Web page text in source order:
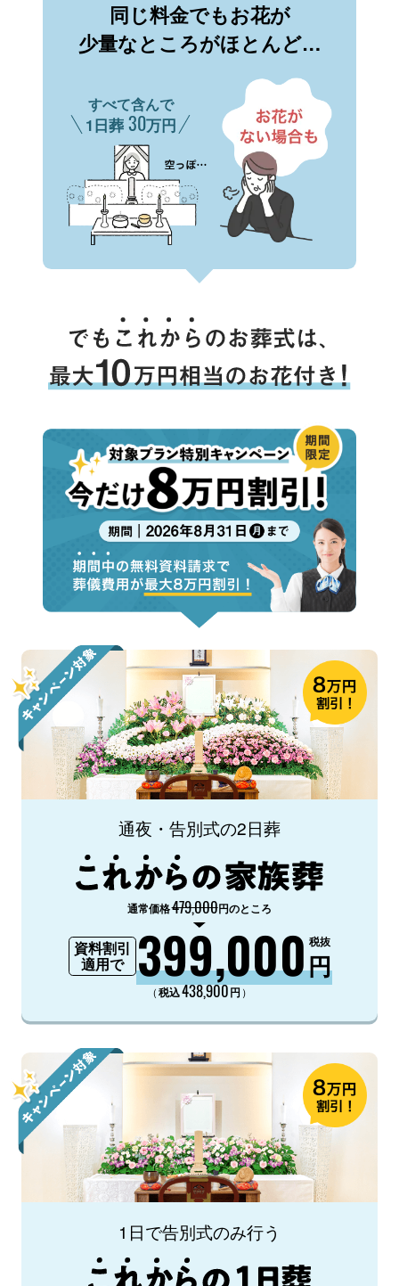
同じ料金でもお花が
少量なところがほとんど…
すべて含んで
1日葬 30万円
通夜・告別式の2日葬
通常価格479,000円のところ
資料割引
適用で
399,000円
税抜
（税込438,900円 ）
1日で告別式のみ行う